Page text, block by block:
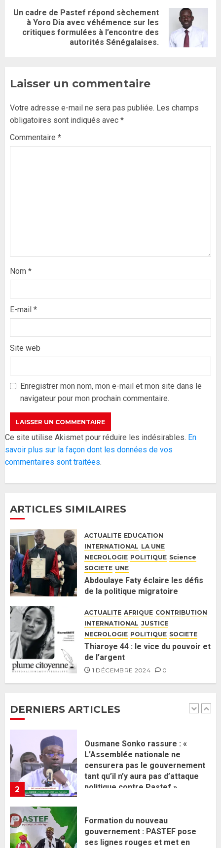
Un cadre de Pastef répond sèchement
à Yoro Dia avec véhémence sur les
critiques formulées à l’encontre des
autorités Sénégalaises.
Laisser un commentaire
Votre adresse e-mail ne sera pas publiée. Les champs
obligatoires sont indiqués avec *
Commentaire *
Nom *
E-mail *
Site web
Enregistrer mon nom, mon e-mail et mon site dans le
navigateur pour mon prochain commentaire.
Ce site utilise Akismet pour réduire les indésirables. En
savoir plus sur la façon dont les données de vos
commentaires sont traitées.
ARTICLES SIMILAIRES
ACTUALITE EDUCATION
INTERNATIONAL LA UNE
NECROLOGIE POLITIQUE Science
SOCIETE UNE
Abdoulaye Faty éclaire les défis
de la politique migratoire
doctorat avec mention très
honorable
12 DÉCEMBRE 2024 0
ACTUALITE AFRIQUE CONTRIBUTION
INTERNATIONAL JUSTICE
NECROLOGIE POLITIQUE SOCIETE
Thiaroye 44 : le vice du pouvoir et
de l’argent
1 DÉCEMBRE 2024 0
DERNIERS ARTICLES
Formation du nouveau
ses lignes rouges et met en
garde ses responsables
26 MAI 2026 0
4
Réintégration de Sonko à
l’Assemblée nationale : Adji
Mergane Kanouté défend la
5
J’espère me tromper »
26 MAI 2026 0
1
Gouvernement Diomaye II :
une équipe de mission de 30
membres
2 JUIN 2026 0
2
Ousmane Sonko rassure : «
politique contre Pastef »
3
Formation du nouveau
gouvernement : PASTEF pose
ses lignes rouges et met en
garde ses responsables
26 MAI 2026 0
Réintégration de Sonko à
l’Assemblée nationale : Adji
Mergane Kanouté défend la